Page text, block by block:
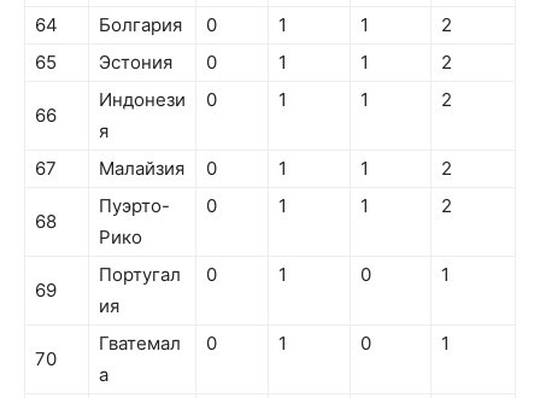
64 Болгария 0 1 1
2
65
Эстония 0 1 1 2
66
Индонези
я
0 1 1 2
67 Малайзия 0 1 1 2
68
Пуэрто-
Рико
0 1 1 2
69
Португал
ия
0 1 0 1
70
Гватемал
а
0 1 0 1